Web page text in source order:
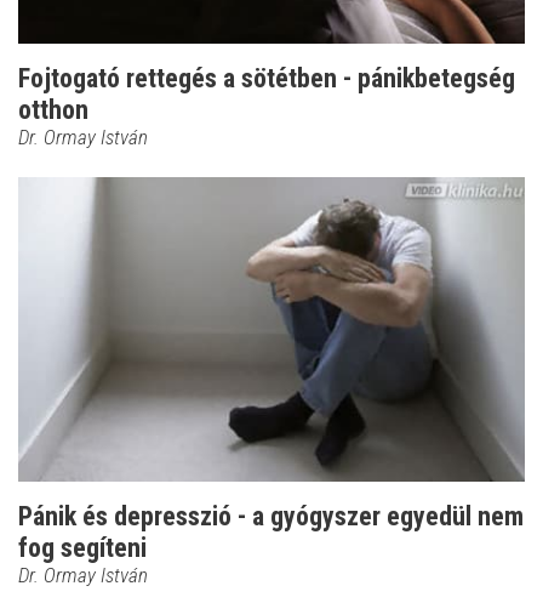
Fojtogató rettegés a sötétben - pánikbetegség
otthon
Dr. Ormay István
Pánik és depresszió - a gyógyszer egyedül nem
fog segíteni
Dr. Ormay István